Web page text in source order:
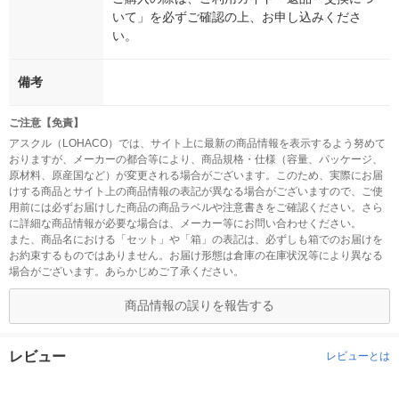
いて」を必ずご確認の上、お申し込みくださ
い。
備考
ご注意【免責】
アスクル（LOHACO）では、サイト上に最新の商品情報を表示するよう努めて
おりますが、メーカーの都合等により、商品規格・仕様（容量、パッケージ、
原材料、原産国など）が変更される場合がございます。このため、実際にお届
けする商品とサイト上の商品情報の表記が異なる場合がございますので、ご使
用前には必ずお届けした商品の商品ラベルや注意書きをご確認ください。さら
に詳細な商品情報が必要な場合は、メーカー等にお問い合わせください。
また、商品名における「セット」や「箱」の表記は、必ずしも箱でのお届けを
お約束するものではありません。お届け形態は倉庫の在庫状況等により異なる
場合がございます。あらかじめご了承ください。
商品情報の誤りを報告する
レビュー レビューとは